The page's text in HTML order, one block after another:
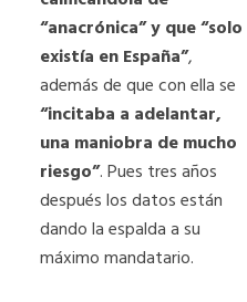
“anacrónica” y que “solo
existía en España”,
además de que con ella se
“incitaba a adelantar,
una maniobra de mucho
riesgo”. Pues tres años
después los datos están
dando la espalda a su
máximo mandatario.